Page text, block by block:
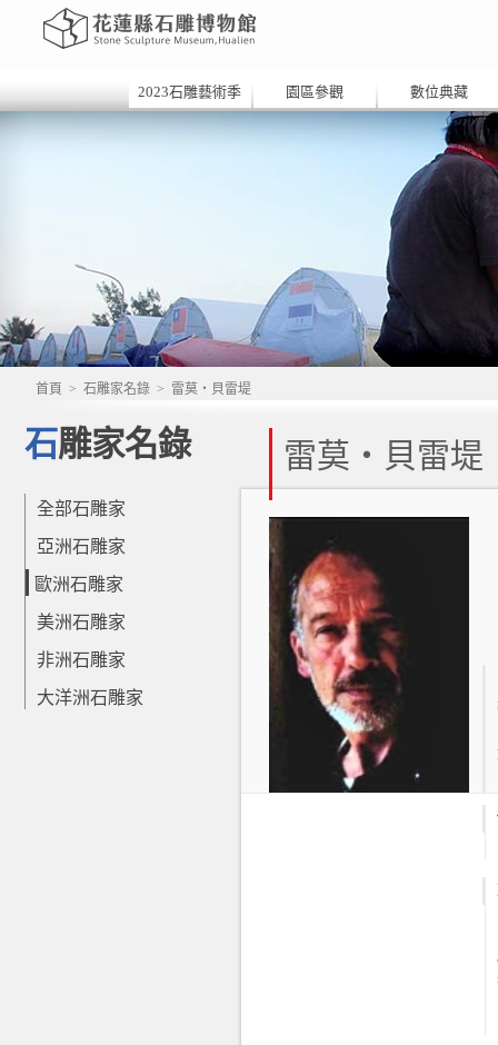
2023石雕藝術季 園區參觀 數位典藏
首頁 > 石雕家名錄 > 雷莫‧貝雷堤
石雕家名錄
全部石雕家
亞洲石雕家
歐洲石雕家
美洲石雕家
非洲石雕家
大洋洲石雕家
雷莫‧貝雷堤